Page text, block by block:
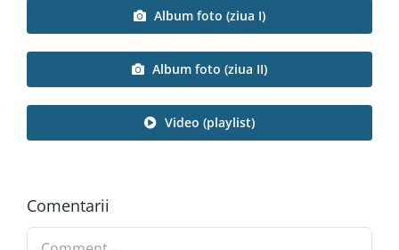
Album foto (ziua I)
Album foto (ziua II)
Video (playlist)
Comentarii
Comment